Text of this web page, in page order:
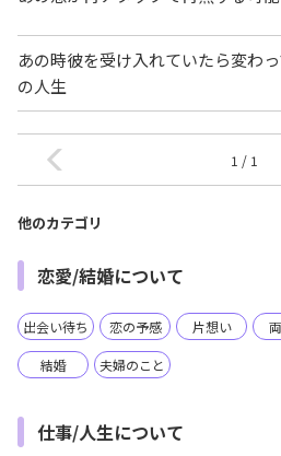
あの時彼を受け入れていたら変わ
の人生
1 / 1
他のカテゴリ
恋愛/結婚について
出会い待ち 恋の予感 片想い
結婚 夫婦のこと
仕事/人生について